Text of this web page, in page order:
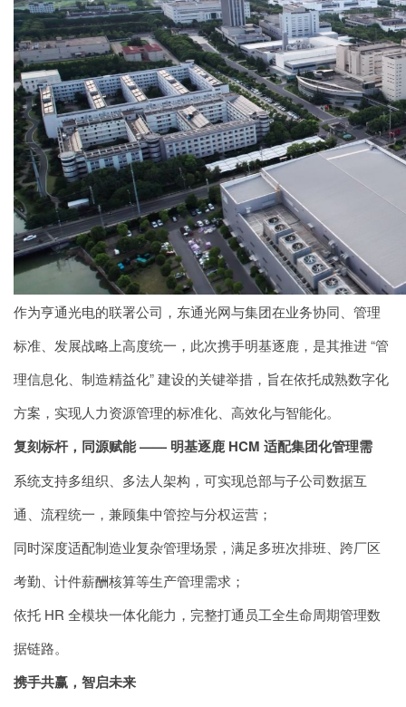
作为亨通光电的联署公司，东通光网与集团在业务协同、管理
标准、发展战略上高度统一，此次携手明基逐鹿，是其推进 “管
理信息化、制造精益化” 建设的关键举措，旨在依托成熟数字化
方案，实现人力资源管理的标准化、高效化与智能化。
复刻标杆，同源赋能 —— 明基逐鹿 HCM 适配集团化管理需
系统支持多组织、多法人架构，可实现总部与子公司数据互
通、流程统一，兼顾集中管控与分权运营；
同时深度适配制造业复杂管理场景，满足多班次排班、跨厂区
考勤、计件薪酬核算等生产管理需求；
依托 HR 全模块一体化能力，完整打通员工全生命周期管理数
据链路。
携手共赢，智启未来